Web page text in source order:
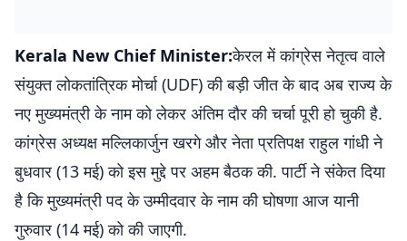
Kerala New Chief Minister:केरल में कांग्रेस नेतृत्व वाले
संयुक्त लोकतांत्रिक मोर्चा (UDF) की बड़ी जीत के बाद अब राज्य के
नए मुख्यमंत्री के नाम को लेकर अंतिम दौर की चर्चा पूरी हो चुकी है.
कांग्रेस अध्यक्ष मल्लिकार्जुन खरगे और नेता प्रतिपक्ष राहुल गांधी ने
बुधवार (13 मई) को इस मुद्दे पर अहम बैठक की. पार्टी ने संकेत दिया
है कि मुख्यमंत्री पद के उम्मीदवार के नाम की घोषणा आज यानी
गुरुवार (14 मई) को की जाएगी.